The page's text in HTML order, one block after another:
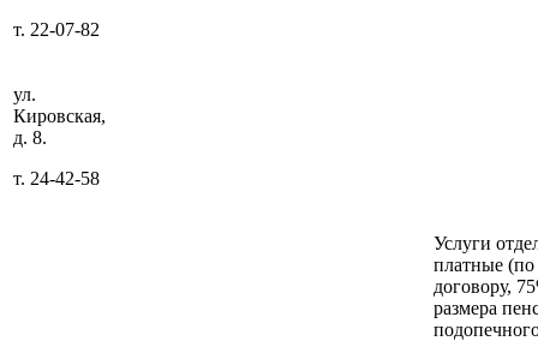
т. 22-07-82
ул.
Кировская,
д. 8.
т. 24-42-58
Услуги
платные (по
договору,
размера